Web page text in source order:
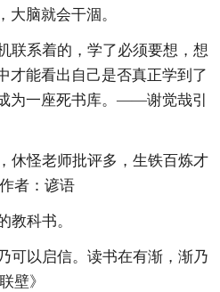
大脑就会干涸。
联系着的，学了必须要想，想
才能看出自己是否真正学到了
为一座死书库。——谢觉哉引
休怪老师批评多，生铁百炼才
者：谚语
教科书。
可以启信。读书在有渐，渐乃
壁》